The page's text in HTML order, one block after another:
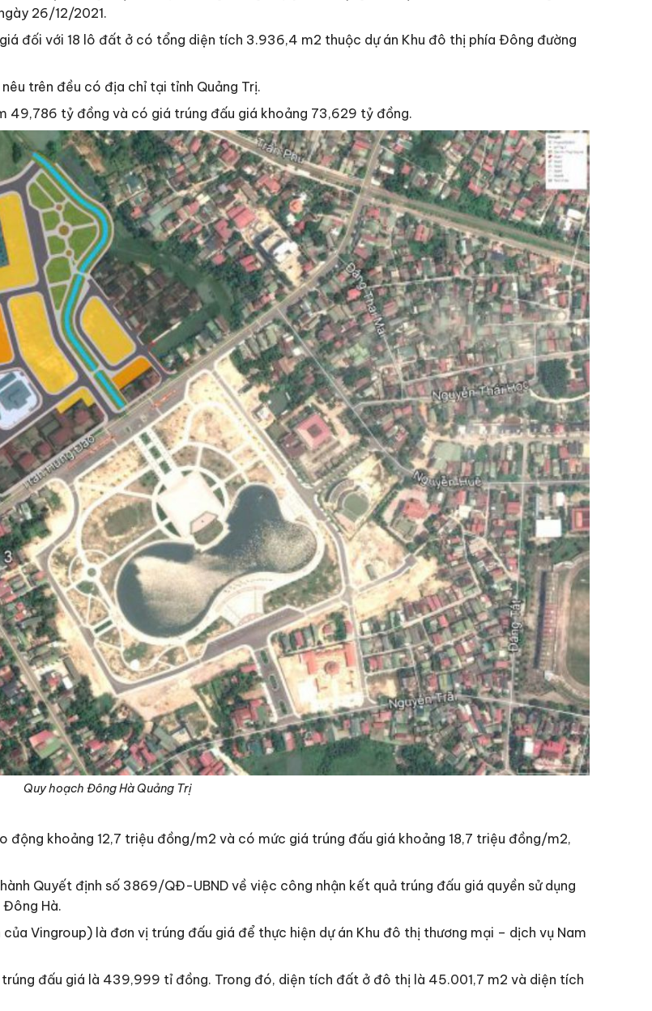
26/12/2021.
đối với 18 lô đất ở có tổng diện tích 3.936,4 m2 thuộc dự án Khu đô thị phía Đông đường
trên đều có địa chỉ tại tỉnh Quảng Trị.
49,786 tỷ đồng và có giá trúng đấu giá khoảng 73,629 tỷ đồng.
Quy hoạch Đông Hà Quảng Trị
động khoảng 12,7 triệu đồng/m2 và có mức giá trúng đấu giá khoảng 18,7 triệu đồng/m2,
Quyết định số 3869/QĐ-UBND về việc công nhận kết quả trúng đấu giá quyền sử dụng
Hà.
Vingroup) là đơn vị trúng đấu giá để thực hiện dự án Khu đô thị thương mại – dịch vụ Nam
đấu giá là 439,999 tỉ đồng. Trong đó, diện tích đất ở đô thị là 45.001,7 m2 và diện tích